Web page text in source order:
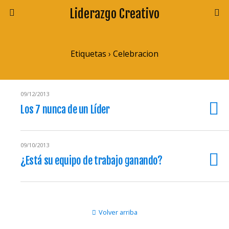
Liderazgo Creativo
Etiquetas › Celebracion
09/12/2013
Los 7 nunca de un Líder
09/10/2013
¿Está su equipo de trabajo ganando?
Volver arriba